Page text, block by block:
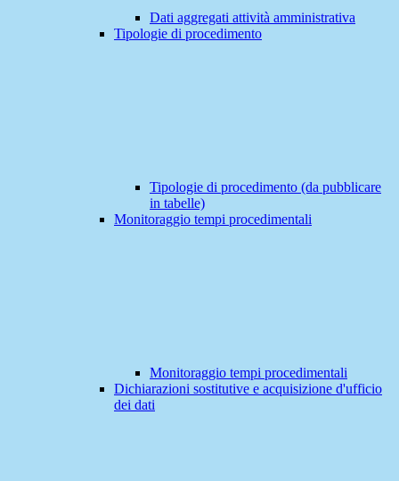
Dati aggregati attività amministrativa
Tipologie di procedimento
Tipologie di procedimento (da pubblicare
in tabelle)
Monitoraggio tempi procedimentali
Monitoraggio tempi procedimentali
Dichiarazioni sostitutive e acquisizione d'ufficio
dei dati